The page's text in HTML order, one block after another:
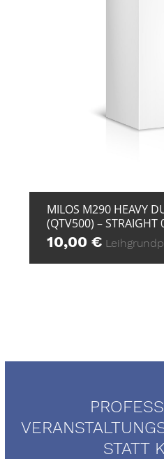
MILOS M290 HEAVY
(QTV500) – STRAIGHT
10,00€
STATT